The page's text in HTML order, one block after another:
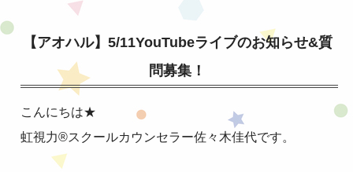
【アオハル】5/11YouTubeライブのお知らせ&質
問募集！
こんにちは★
虹視力®︎スクールカウンセラー佐々木佳代です。